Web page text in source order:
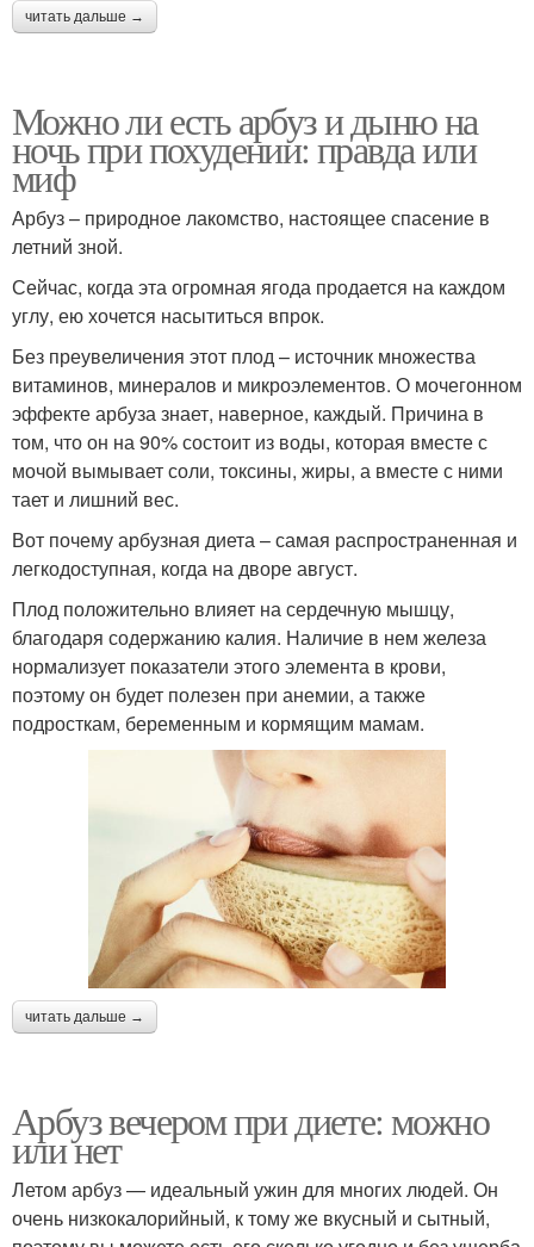
читать дальше →
Можно ли есть арбуз и дыню на
ночь при похудении: правда или
миф
Арбуз – природное лакомство, настоящее спасение в
летний зной.
Сейчас, когда эта огромная ягода продается на каждом
углу, ею хочется насытиться впрок.
Без преувеличения этот плод – источник множества
витаминов, минералов и микроэлементов. О мочегонном
эффекте арбуза знает, наверное, каждый. Причина в
том, что он на 90% состоит из воды, которая вместе с
мочой вымывает соли, токсины, жиры, а вместе с ними
тает и лишний вес.
Вот почему арбузная диета – самая распространенная и
легкодоступная, когда на дворе август.
Плод положительно влияет на сердечную мышцу,
благодаря содержанию калия. Наличие в нем железа
нормализует показатели этого элемента в крови,
поэтому он будет полезен при анемии, а также
подросткам, беременным и кормящим мамам.
читать дальше →
Арбуз вечером при диете: можно
или нет
Летом арбуз — идеальный ужин для многих людей. Он
очень низкокалорийный, к тому же вкусный и сытный,